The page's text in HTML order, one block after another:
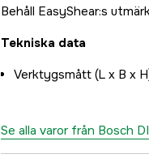
Behåll EasyShear:s
Tekniska data
Verktygsmått (L x B x
Se alla varor från Bosch